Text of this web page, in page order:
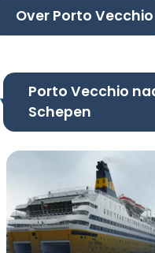
Over Porto Vecchio
Porto Vecchio
Schepen